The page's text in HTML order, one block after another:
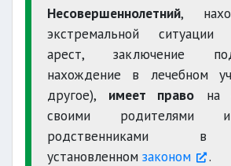
Несовершеннолетний,
экстремальной ситуации
арест, заключение
нахождение в лечебном
другое), имеет право на
своими родителями
родственниками в
установленном законом .